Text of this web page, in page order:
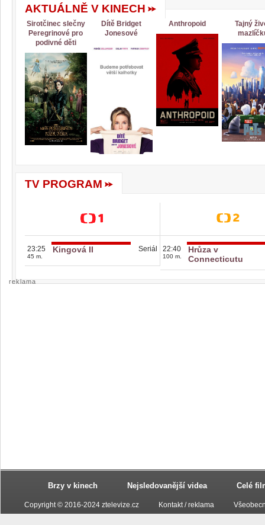
AKTUÁLNĚ V KINECH
Sirotčinec slečny
Peregrinové pro
podivné děti
Dítě Bridget
Jonesové
Anthropoid
Tajný
TV PROGRAM
23:25
45 m.
Kingová II Seriál 22:40
100 m.
Hrůza v
Connecticutu
reklama
Brzy v kinech Nejsledovanější videa Celé
Copyright © 2016-2024 ztelevize.cz Kontakt / reklama